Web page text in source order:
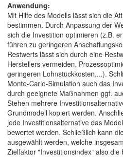
Anwendung:
Mit Hilfe des Modells lässt sich die
bestimmen. Durch Anpassung der
sich die Investition optimieren (z.B.
führen zu geringeren
Restwerts lässt sich durch eine
Herstellers vermeiden,
geringeren Lohnstückkosten,...).
Monte-Carlo-Simulation auch das
durch geeignete Maßnahmen ggf.
Stehen mehrere
Grundmodell kopiert werden.
jede Investitionsalternative das
bewertet werden. Schließlich kann
ausgewählt werden, welche
Zielfaktor "Investitionsindex" also die